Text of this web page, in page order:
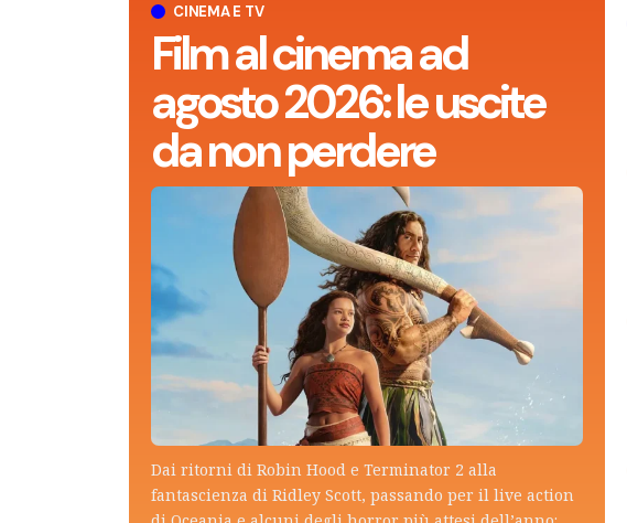
CINEMA E TV
Film al cinema ad
agosto 2026: le uscite
da non perdere
Dai ritorni di Robin Hood e Terminator 2 alla
fantascienza di Ridley Scott, passando per il live action